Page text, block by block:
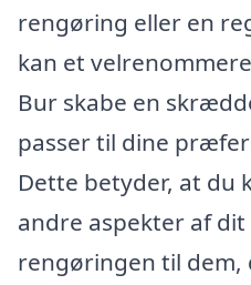
rengøring eller en
kan et
Bur skabe en
passer til dine
Dette betyder, at du
andre aspekter af
rengøringen til dem,